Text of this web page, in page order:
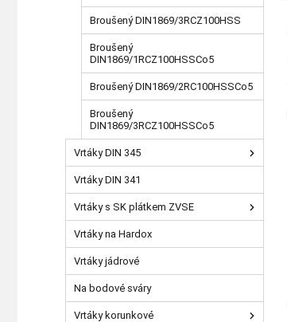
Broušený DIN1869/3RCZ100HSS
Broušený
DIN1869/1RCZ100HSSCo5
Broušený DIN1869/2RC100HSSCo5
Broušený
DIN1869/3RCZ100HSSCo5
Vrtáky DIN 345
Vrtáky DIN 341
Vrtáky s SK plátkem ZVSE
Vrtáky na Hardox
Vrtáky jádrové
Na bodové sváry
Vrtáky korunkové